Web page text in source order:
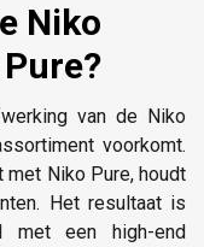
Niko
van de Niko
voorkomt.
met Niko Pure, houdt
Het resultaat is
met een high-end